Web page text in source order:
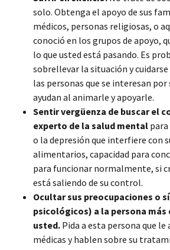
solo. Obtenga el apoyo de sus
médicos, personas religiosas, o
conoció en los grupos de apoyo,
lo que usted está pasando. Es
sobrellevar la situación y cuidarse
las personas que se interesan por
ayudan al animarle y apoyarle.
Sentir vergüenza de buscar el
experto de la salud mental
o la depresión que interfiere con
alimentarios, capacidad para
para funcionar normalmente, si
está saliendo de su control.
Ocultar sus preocupaciones o
psicológicos) a la persona más
usted. Pida a esta persona que le
médicas y hablen sobre su